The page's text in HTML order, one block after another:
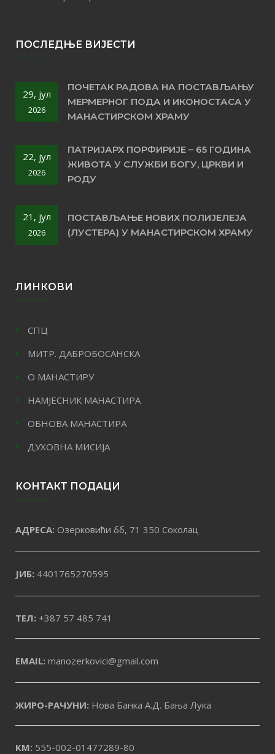
ПОСЛЕДЊЕ ВИЈЕСТИ
29, јул
2026
ПОЧЕТАК РАДОВА НА ПОСТАВЉАЊУ
МЕРМЕРНОГ ПОДА И ИКОНОСТАСА У
МАНАСТИРСКОМ ХРАМУ
22, јул
2026
ПАТРИЈАРХ ПОРФИРИЈЕ – 65 ГОДИНА
ЖИВОТА У СЛУЖБИ БОГУ, ЦРКВИ И
РОДУ
21, јул
2026
ПОСТАВЉАЊЕ НОВИХ ПОЛИЈЕЛЕЈА
(ЛУСТЕРА) У МАНАСТИРСКОМ ХРАМУ
ЛИНКОВИ
СПЦ
МИТР. ДАБРОБОСАНСКА
О МАНАСТИРУ
НАМЈЕСНИК МАНАСТИРА
ОБНОВА МАНАСТИРА
ДУХОВНА МИСИЈА
КОНТАКТ ПОДАЦИ
АДРЕСА: Озерковићи бб, 71 350 Соколац
ЈИБ: 4401765270595
ТЕЛ: +387 57 485 741
EMAIL: manozerkovici@gmail.com
ЖИРО-РАЧУНИ: Нова Банка А.Д. Бања Лука
KM: 555-002-01477289-80